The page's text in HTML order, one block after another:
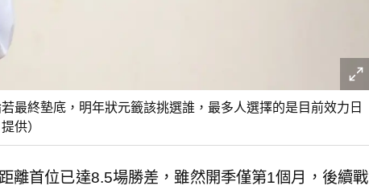
最終墊底，明年狀元籤該挑選誰，最多人選擇的是目前效力日
供）
離首位已達8.5場勝差，雖然開季僅第1個月，後續戰